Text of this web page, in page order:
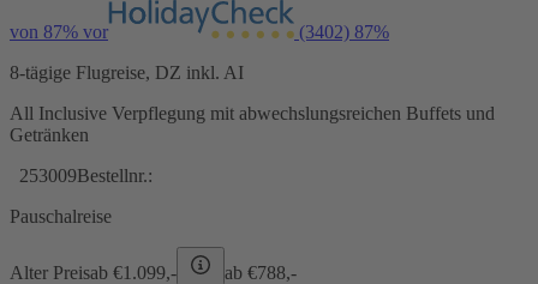
von 87% vor (3402) 87%
8-tägige Flugreise, DZ inkl. AI
All Inclusive Verpflegung mit abwechslungsreichen Buffets und
Getränken
253009Bestellnr.:
Pauschalreise
Alter Preisab €1.099,- ab €788,-